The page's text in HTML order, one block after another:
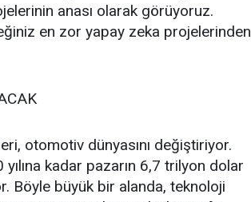
anası olarak görüyoruz.
en zor yapay zeka projelerinden
otomotiv dünyasını değiştiriyor.
kadar pazarın 6,7 trilyon dolar
Böyle büyük bir alanda, teknoloji